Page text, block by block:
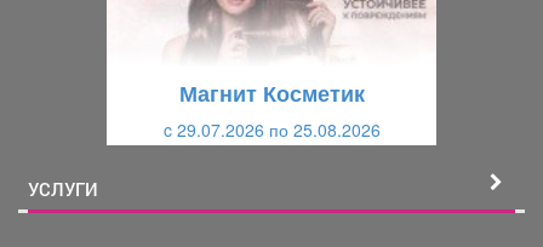
Магнит Косметик
c 29.07.2026 по 25.08.2026
УСЛУГИ